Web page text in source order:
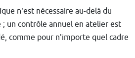
n'est nécessaire au-delà du
; un contrôle annuel en atelier est
comme pour n'importe quel cadre